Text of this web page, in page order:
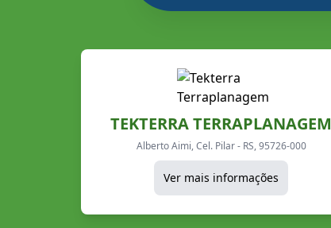
TEKTERRA TERRAPLANAGEM
Alberto Aimi, Cel. Pilar - RS, 95726-000
Ver mais informações